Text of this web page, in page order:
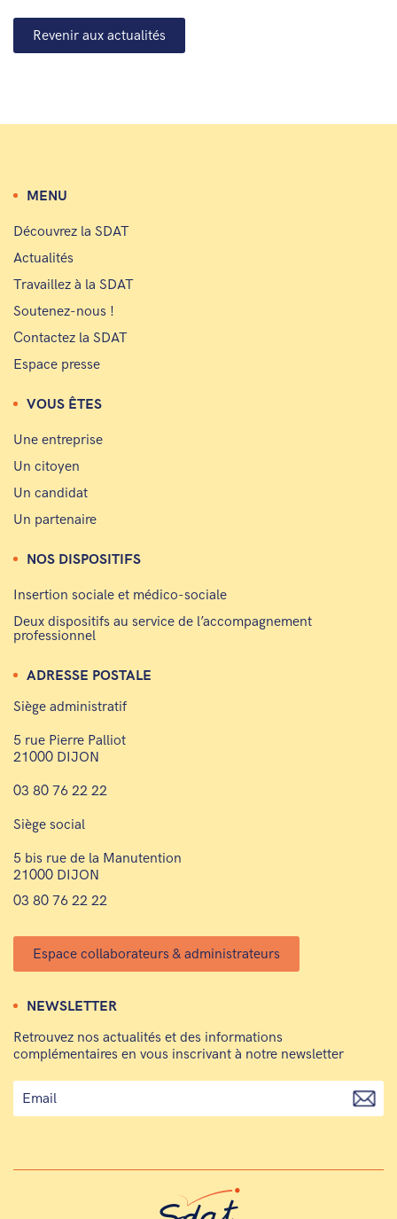
Revenir aux actualités
MENU
Découvrez la SDAT
Actualités
Travaillez à la SDAT
Soutenez-nous !
Contactez la SDAT
Espace presse
VOUS ÊTES
Une entreprise
Un citoyen
Un candidat
Un partenaire
NOS DISPOSITIFS
Insertion sociale et médico-sociale
Deux dispositifs au service de l’accompagnement
professionnel
ADRESSE POSTALE
Siège administratif
5 rue Pierre Palliot
21000 DIJON
03 80 76 22 22
Siège social
5 bis rue de la Manutention
21000 DIJON
03 80 76 22 22
Espace collaborateurs & administrateurs
NEWSLETTER
Retrouvez nos actualités et des informations
complémentaires en vous inscrivant à notre newsletter